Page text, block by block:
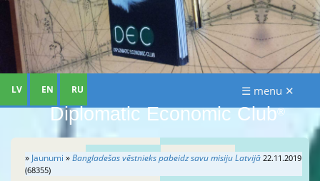
Diplomatic Economic Club®
LV EN RU ☰ menu ✕
» Jaunumi »Bangladešas vēstnieks pabeidz savu misiju Latvijā 22.11.2019
(68355)